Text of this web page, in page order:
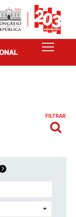
FILTRAR